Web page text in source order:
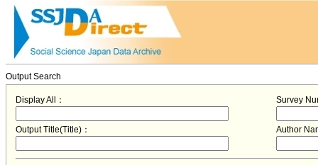
Output Search
Display All： Survey
Output Title(Title)： Author